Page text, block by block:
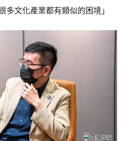
多文化產業都有類似的困境」